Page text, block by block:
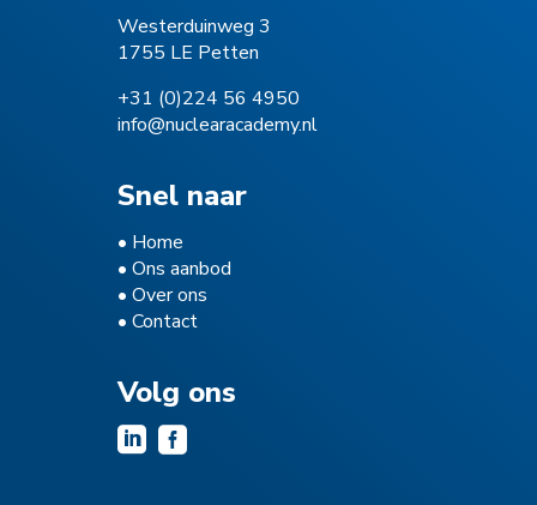
Westerduinweg 3
1755 LE Petten
+31 (0)224 56 4950
info@nuclearacademy.nl
Snel naar
• Home
•Ons aanbod
•Over ons
•Contact
Volg ons
 